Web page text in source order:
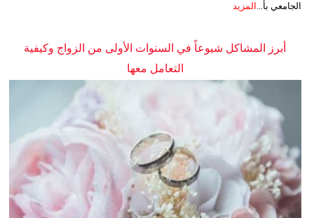
الجامعي بأ... المزيد
أبرز المشاكل شيوعاً في السنوات الأولى من الزواج وكيفية
التعامل معها